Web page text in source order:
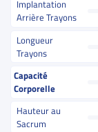
Implantation
Arrière Trayons
Longueur
Trayons
Capacité
Corporelle
Hauteur au
Sacrum